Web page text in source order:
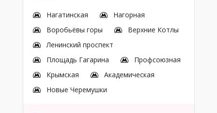
Нагатинская
Нагорная
Воробьёвы горы
Верхние Котлы
Ленинский проспект
Площадь Гагарина
Профсоюзная
Крымская
Академическая
Новые Черемушки